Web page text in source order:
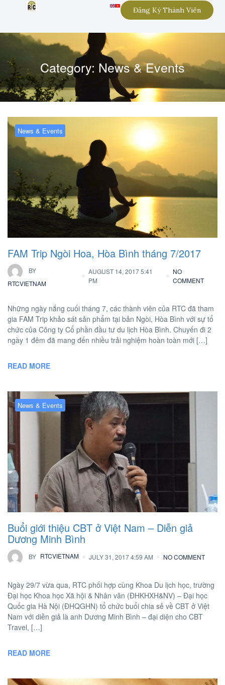
Đăng Ký Thành Viên
Category: News & Events
News & Events
FAM Trip Ngòi Hoa, Hòa Bình tháng 7/2017
BY
RTCVIETNAM
AUGUST 14, 2017 5:41
PM
NO
COMMENT
Những ngày nắng cuối tháng 7, các thành viên của RTC đã tham
gia FAM Trip khảo sát sản phẩm tại bản Ngòi, Hòa Bình với sự tổ
chức của Công ty Cổ phần đầu tư du lịch Hòa Bình. Chuyến đi 2
ngày 1 đêm đã mang đến nhiều trải nghiệm hoàn toàn mới […]
READ MORE
News & Events
Buổi giới thiệu CBT ở Việt Nam – Diễn giả
Dương Minh Bình
BY RTCVIETNAM JULY 31, 2017 4:59 AM NO COMMENT
Ngày 29/7 vừa qua, RTC phối hợp cùng Khoa Du lịch học, trường
Đại học Khoa học Xã hội & Nhân văn (ĐHKHXH&NV) – Đại học
Quốc gia Hà Nội (ĐHQGHN) tổ chức buổi chia sẻ về CBT ở Việt
Nam với diễn giả là anh Dương Minh Bình – đại diện cho CBT
Travel, […]
READ MORE